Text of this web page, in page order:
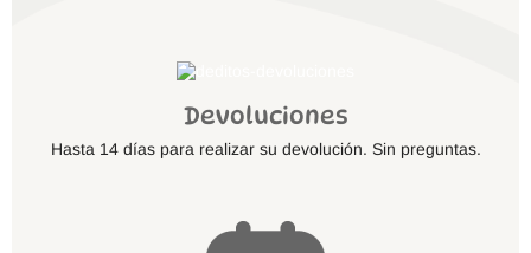
Devoluciones
Hasta 14 días para realizar su devolución. Sin preguntas.